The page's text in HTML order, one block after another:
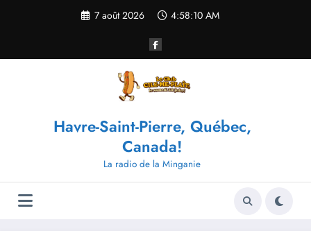
7 août 2026 4:58:11 AM
Havre-Saint-Pierre, Québec,
Canada!
La radio de la Minganie